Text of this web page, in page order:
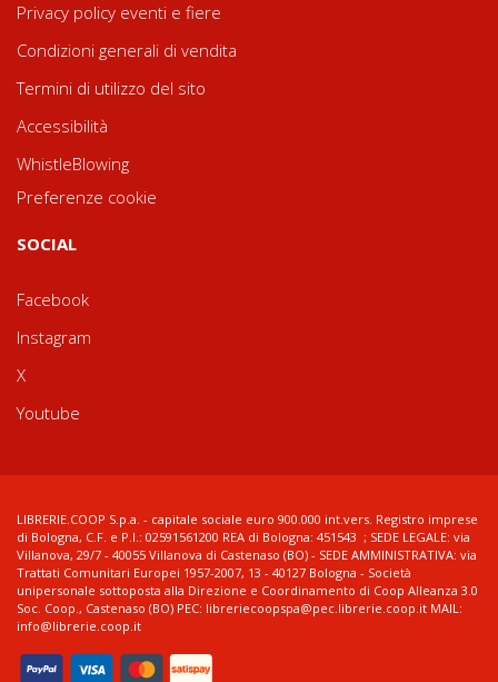
Privacy policy eventi e fiere
Condizioni generali di vendita
Termini di utilizzo del sito
Accessibilità
WhistleBlowing
Preferenze cookie
SOCIAL
Facebook
Instagram
X
Youtube
LIBRERIE.COOP S.p.a. - capitale sociale euro 900.000 int.vers. Registro imprese
di Bologna, C.F. e P.I.: 02591561200 REA di Bologna: 451543 ; SEDE LEGALE: via
Villanova, 29/7 - 40055 Villanova di Castenaso (BO) - SEDE AMMINISTRATIVA: via
Trattati Comunitari Europei 1957-2007, 13 - 40127 Bologna - Società
unipersonale sottoposta alla Direzione e Coordinamento di Coop Alleanza 3.0
Soc. Coop., Castenaso (BO) PEC: libreriecoopspa@pec.librerie.coop.it MAIL:
info@librerie.coop.it